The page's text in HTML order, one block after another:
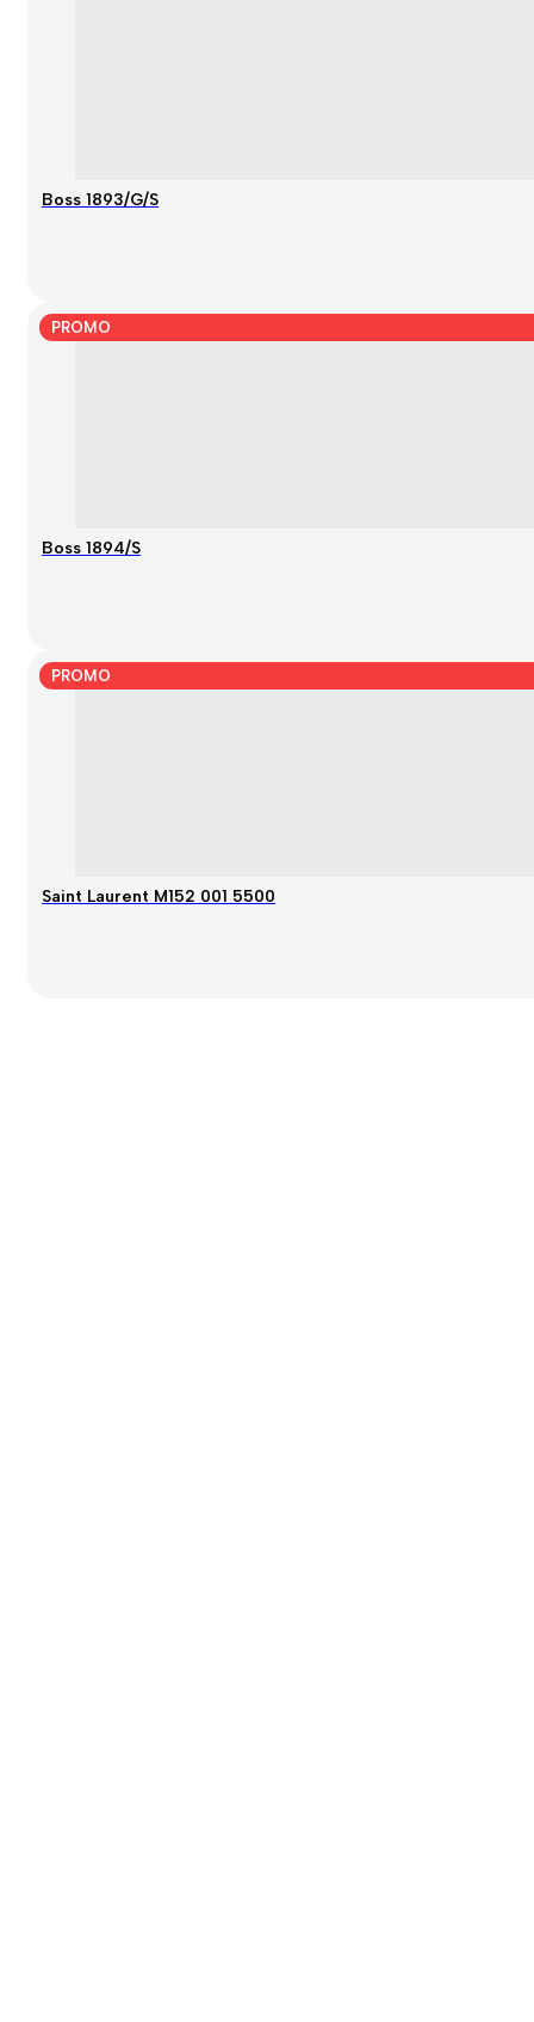
Boss 1893/G/S
PROMO
Boss 1894/S
PROMO
Saint Laurent M152 001 5500